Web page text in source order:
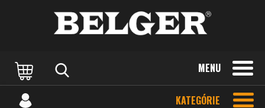
MENU
KATEGÓRIE